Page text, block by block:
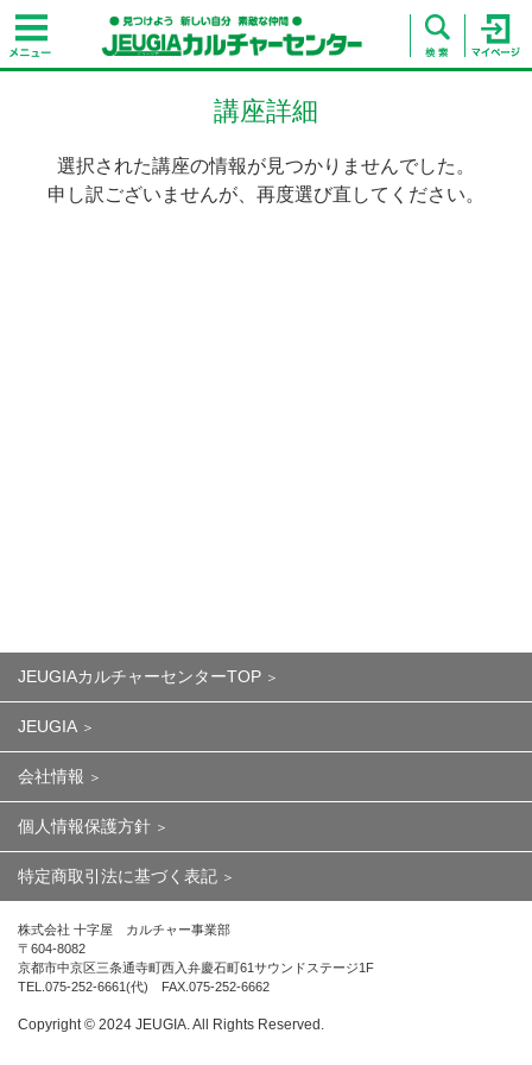
講座詳細
選択された講座の情報が見つかりませんでした。
申し訳ございませんが、再度選び直してください。
JEUGIAカルチャーセンターTOP
JEUGIA
会社情報
個人情報保護方針
特定商取引法に基づく表記
株式会社 十字屋 カルチャー事業部
〒604-8082
京都市中京区三条通寺町西入弁慶石町61サウンドステージ1F
TEL.075-252-6661(代) FAX.075-252-6662
Copyright ©︎ 2024 JEUGIA. All Rights Reserved.